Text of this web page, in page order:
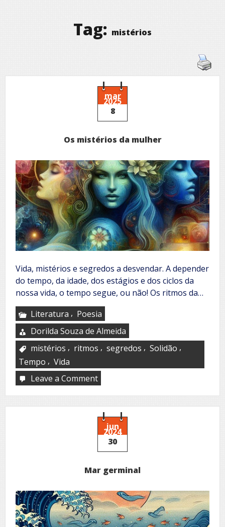
Tag: mistérios
mar
2025
8
Os mistérios da mulher
Vida, mistérios e segredos a desvendar. A depender
do tempo, da idade, dos estágios e dos ciclos da
nossa vida, o tempo segue, ou não! Os ritmos da…
Literatura , Poesia
Dorilda Souza de Almeida
mistérios , ritmos , segredos , Solidão ,
Tempo , Vida
Leave a Commenton
mistérios
da
mulher
jun
2024
30
Mar germinal